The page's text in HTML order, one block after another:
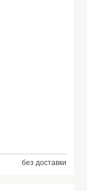
без доставки